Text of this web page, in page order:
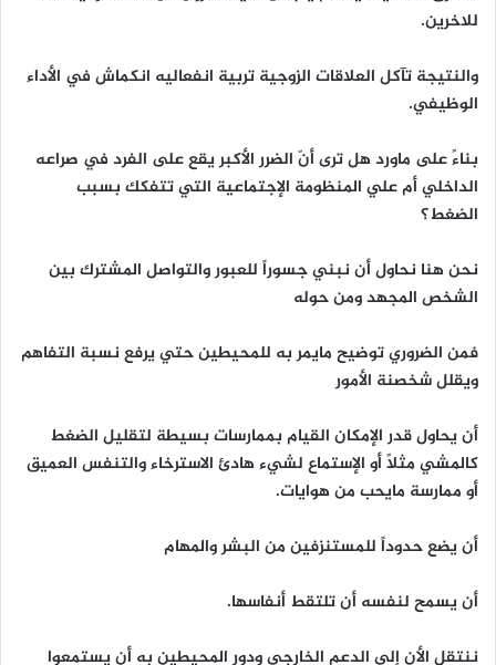
للاخرين.
والنتيجة تآكل العلاقات الزوجية تربية انفعاليه انكماش في الأداء
الوظيفي.
بناءً على ماورد هل ترى أنّ الضرر الأكبر يقع على الفرد في صراعه
الداخلي أم علي المنظومة الإجتماعية التي تتفكك بسبب
الضغط؟
نحن هنا نحاول أن نبني جسوراً للعبور والتواصل المشترك بين
الشخص المجهد ومن حوله
فمن الضروري توضيح مايمر به للمحيطين حتي يرفع نسبة التفاهم
ويقلل شخصنة الأمور
أن يحاول قدر الإمكان القيام بممارسات بسيطة لتقليل الضغط
كالمشي مثلاً أو الإستماع لشيء هادئ الاسترخاء والتنفس العميق
أو ممارسة مايحب من هوايات.
أن يضع حدوداً للمستنزفين من البشر والمهام
أن يسمح لنفسه أن تلتقط أنفاسها.
ننتقل الأن إلى الدعم الخارجي ودور المحيطين به أن يستمعوا